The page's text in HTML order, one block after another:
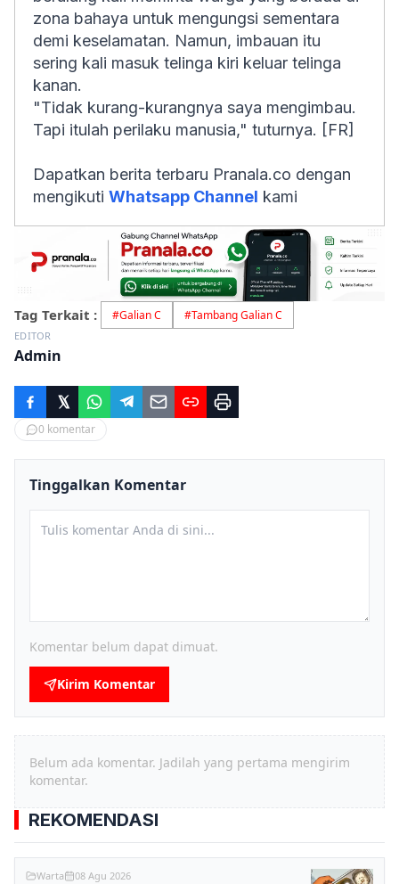
zona bahaya untuk mengungsi sementara
demi keselamatan. Namun, imbauan itu
sering kali masuk telinga kiri keluar telinga
kanan.
"Tidak kurang-kurangnya saya mengimbau.
Tapi itulah perilaku manusia," tuturnya. [FR]
Dapatkan berita terbaru Pranala.co dengan
mengikuti Whatsapp Channel kami
Tag Terkait : #Galian C #Tambang Galian C
EDITOR
Admin
0 komentar
Tinggalkan Komentar
Komentar belum dapat dimuat.
Kirim Komentar
Belum ada komentar. Jadilah yang pertama mengirim
komentar.
REKOMENDASI
Warta 08 Agu 2026